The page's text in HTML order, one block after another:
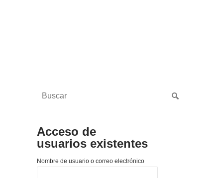
Acceso de
usuarios existentes
Nombre de usuario o correo electrónico